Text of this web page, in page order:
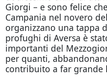
Giorgi – e sono felice
Campania nel novero
organizzano una tappa
profughi di Aversa è
importanti del
per quanti,
contribuito a far grande